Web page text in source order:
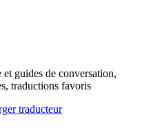
guides de conversation,
traductions favoris